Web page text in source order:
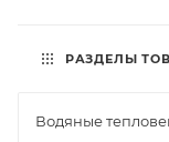
РАЗДЕЛЫ
Водяные